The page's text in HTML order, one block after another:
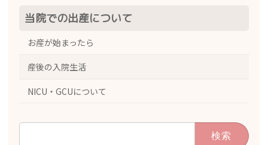
当院での出産について
お産が始まったら
産後の入院生活
NICU・GCUについて